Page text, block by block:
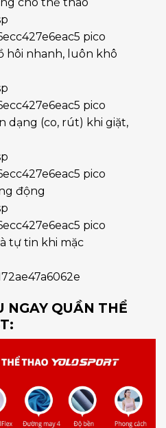
hôi nhanh, luôn khô
dạng (co, rút) khi giặt,
động
tự tin khi mặc
NGAY QUẦN THỂ